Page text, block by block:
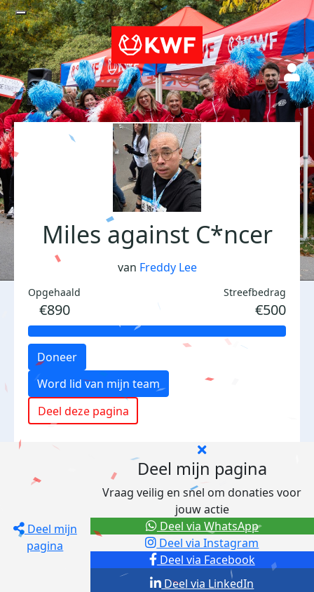
Miles against C*ncer
van Freddy Lee
Opgehaald
€890
Streefbedrag
€500
Doneer
Word lid van mijn team
Deel deze pagina
Deel mijn
pagina
Deel mijn pagina
Vraag veilig en snel om donaties voor
jouw actie
Deel via Facebook
Deel via Instagram
Deel via LinkedIn
Deel via WhatsApp